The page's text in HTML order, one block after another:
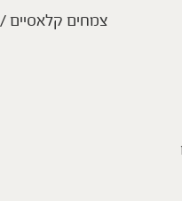
צמחים קלאסיים /